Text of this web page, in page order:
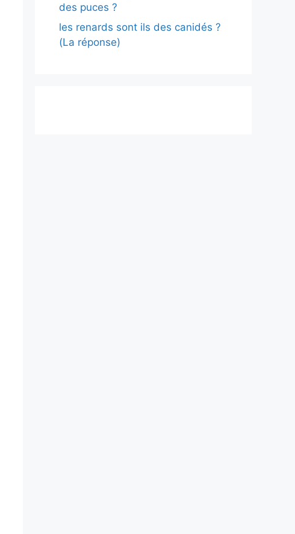
des puces ?
les renards sont ils des canidés ?
(La réponse)